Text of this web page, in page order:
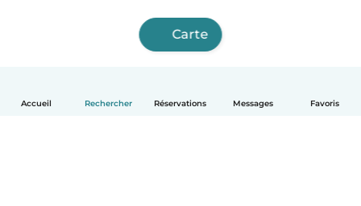
Accueil Rechercher Réservations Messages Favoris
Carte